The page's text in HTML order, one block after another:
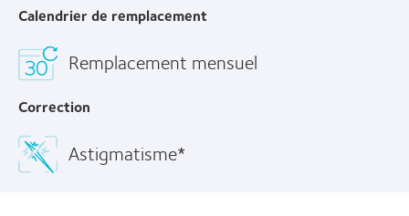
Calendrier de remplacement
Remplacement mensuel
Correction
Astigmatisme*